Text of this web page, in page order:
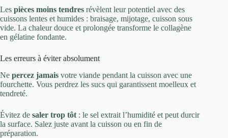
Les pièces moins tendres révèlent leur potentiel avec des
cuissons lentes et humides : braisage, mijotage, cuisson sous
vide. La chaleur douce et prolongée transforme le collagène
en gélatine fondante.
Les erreurs à éviter absolument
Ne percez jamais votre viande pendant la cuisson avec une
fourchette. Vous perdrez les sucs qui garantissent moelleux et
tendreté.
Évitez de saler trop tôt : le sel extrait l’humidité et peut durcir
la surface. Salez juste avant la cuisson ou en fin de
préparation.